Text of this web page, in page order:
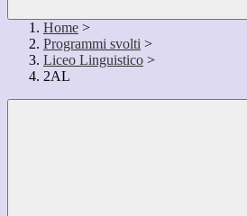
Home >
Programmi svolti >
Liceo Linguistico >
2AL